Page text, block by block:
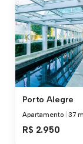
Porto Alegre
Apartamento |37
R$ 2.950